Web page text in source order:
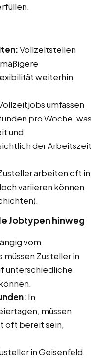
Vollzeitstellen
weiterhin
umfassen
pro Woche, was
und
der Arbeitszeit
arbeiten oft in
variieren können
Jobtypen hinweg
vom
Zusteller in
unterschiedliche
In
müssen
oft bereit sein,
in Geisenfeld,